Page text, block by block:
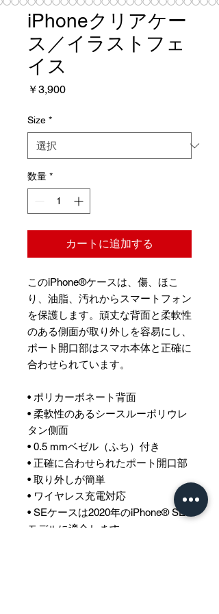
iPhoneクリアケー
ス／イラストフェ
イス
￥3,900価
Size *
数量 *
カートに追加する
このiPhone®ケースは、傷、ほこ
り、油脂、汚れからスマートフォン
を保護します。頑丈な背面と柔軟性
のある側面が取り外しを容易にし、
ポート開口部はスマホ本体と正確に
合わせられています。
• ポリカーボネート背面
• 柔軟性のあるシースルーポリウレ
タン側面
• 0.5 mmベゼル（ふち）付き
• 正確に合わせられたポート開口部
• 取り外しが簡単
• ワイヤレス充電対応
• SEケースは2020年のiPhone® SE
モデルに適合します